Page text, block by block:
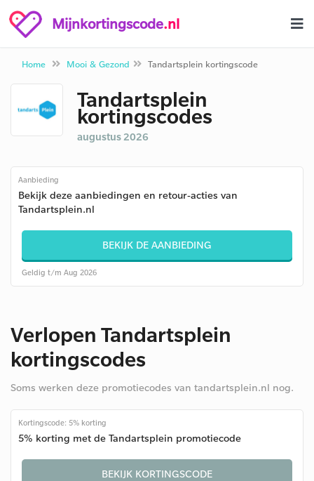
Mijnkortingscode.nl
Home Mooi & Gezond Tandartsplein kortingscode
Tandartsplein
kortingscodes
augustus 2026
Aanbieding
Bekijk deze aanbiedingen en retour-acties van
Tandartsplein.nl
BEKIJK DE AANBIEDING
Geldig t/m Aug 2026
Verlopen Tandartsplein
kortingscodes
Soms werken deze promotiecodes van tandartsplein.nl nog.
Kortingscode: 5% korting
5% korting met de Tandartsplein promotiecode
BEKIJK KORTINGSCODE